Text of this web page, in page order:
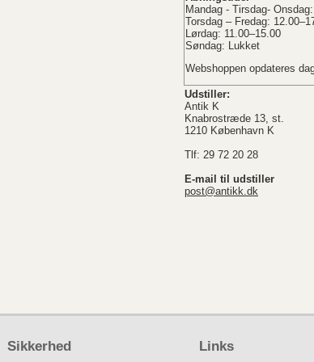
Mandag - Tirsdag-
Torsdag – Fredag:
Lørdag: 11.00–15.00
Søndag: Lukket
Webshoppen opdateres
Udstiller:
Antik K
Knabrostræde 13, st.
1210 København K
Tlf: 29 72 20 28
E-mail til udstiller
post@antikk.dk
Sikkerhed Links